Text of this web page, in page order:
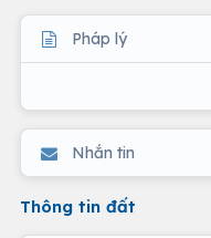
Pháp lý
Nhắn tin
Thông tin đất